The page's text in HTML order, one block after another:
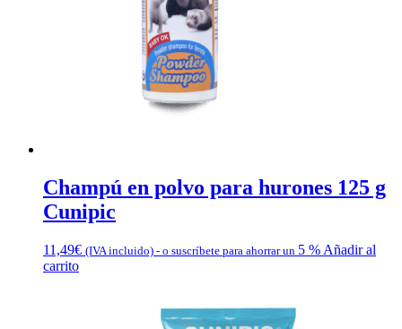
Champú en polvo para hurones 125 g
Cunipic
11,49€ (IVA incluido) - o suscríbete para ahorrar un 5 % Añadir al
carrito